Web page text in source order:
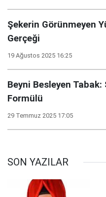
Şekerin Görünmeyen
Gerçeği
19 Ağustos 2025 16:25
Beyni Besleyen Tabak:
Formülü
29 Temmuz 2025 17:05
SON YAZILAR